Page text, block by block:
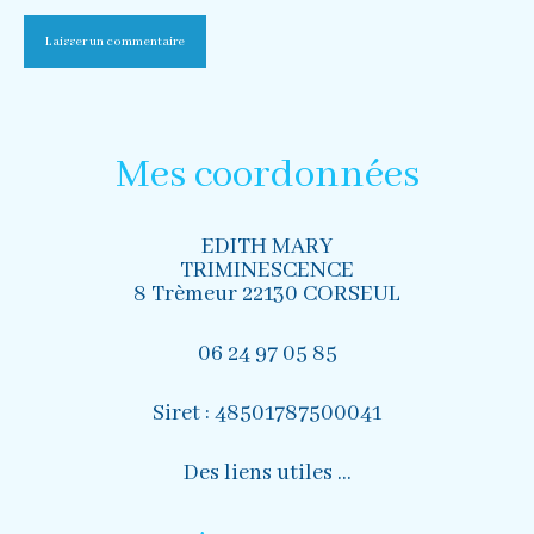
Mes coordonnées
EDITH MARY
TRIMINESCENCE
8 Trèmeur 22130 CORSEUL
06 24 97 05 85
Siret : 48501787500041
Des liens utiles …